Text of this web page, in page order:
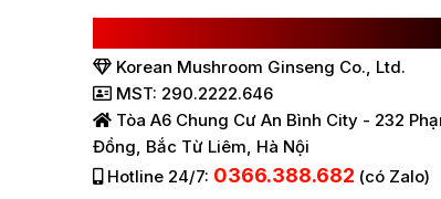
Korean Mushroom Ginseng Co., Ltd.
MST: 290.2222.646
Tòa A6 Chung Cư An Bình City - 232
Đồng, Bắc Từ Liêm, Hà Nội
Hotline 24/7: 0366.388.682 (có Zalo)